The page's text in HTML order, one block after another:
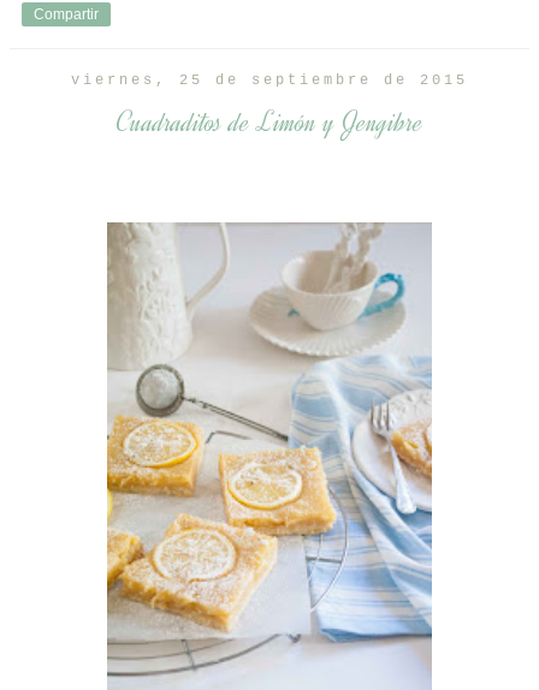
Compartir
viernes, 25 de septiembre de 2015
Cuadraditos de Limón y Jengibre